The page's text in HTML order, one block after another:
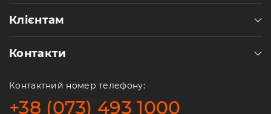
Клієнтам
Контакти
Контактний номер телефону:
+38 (073) 493 1000